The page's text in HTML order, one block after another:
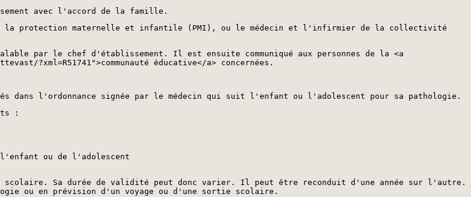
avec l'accord de la famille.
la protection maternelle et infantile (PMI), ou le médecin et l'infirmier de la collectivité
par le chef d'établissement. Il est ensuite communiqué aux personnes de la <a
éducative</a> concernées.
dans l'ordonnance signée par le médecin qui suit l'enfant ou l'adolescent pour sa pathologie.
:
ou de l'adolescent
scolaire. Sa durée de validité peut donc varier. Il peut être reconduit d'une année sur l'autre.
ou en prévision d'un voyage ou d'une sortie scolaire.